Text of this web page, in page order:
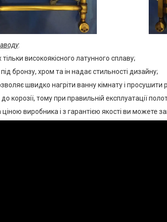
:
високоякісного латунного сплаву;
бронзу, хром та ін надає стильності дизайну;
швидко нагріти ванну кімнату і просушити
корозії, тому при правильній експлуатації
ціною виробника і з гарантією якості ви можете